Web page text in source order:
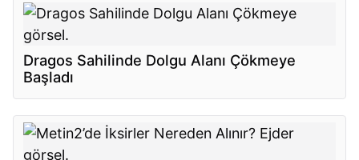
Dragos Sahilinde Dolgu Alanı Çökmeye
Başladı